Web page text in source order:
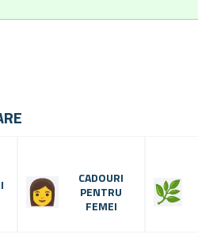
CADOURI
PENTRU
FEMEI